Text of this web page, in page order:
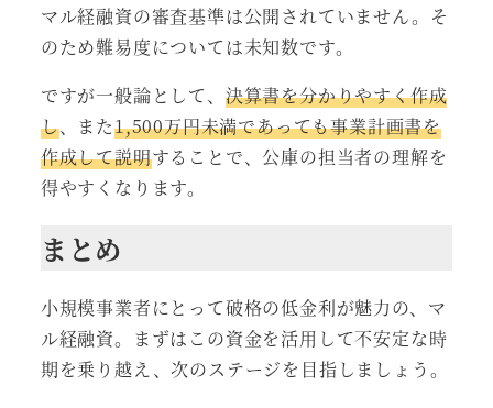
マル経融資の審査基準は公開されていません。そ
のため難易度については未知数です。
ですが一般論として、 決算書を分かりやすく作成
し、また1,500万円未満であっても事業計画書を
作成して説明することで、公庫の担当者の理解を
得やすくなります。
まとめ
小規模事業者にとって破格の低金利が魅力の、マ
ル経融資。まずはこの資金を活用して不安定な時
期を乗り越え、次のステージを目指しましょう。